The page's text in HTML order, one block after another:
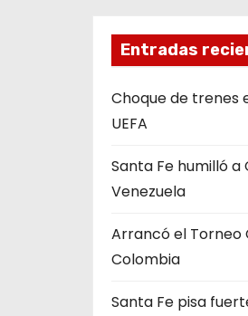
Entradas
Choque de trenes
UEFA
Santa Fe humilló a
Venezuela
Arrancó el Torneo
Colombia
Santa Fe pisa